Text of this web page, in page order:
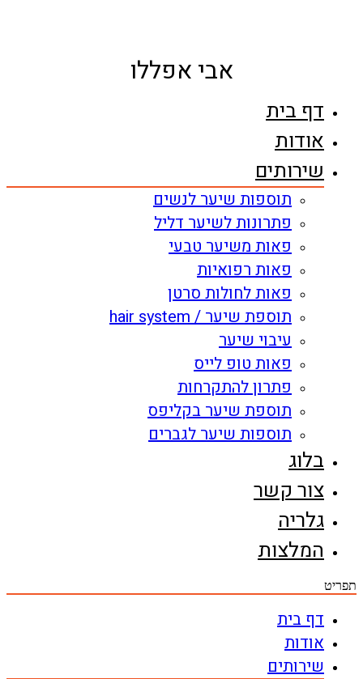
אבי אפללו
דף בית
אודות
שירותים
תוספות שיער לנשים
פתרונות לשיער דליל
פאות משיער טבעי
פאות רפואיות
פאות לחולות סרטן
תוספת שיער / hair system
עיבוי שיער
פאות טופ לייס
פתרון להתקרחות
תוספת שיער בקליפס
תוספות שיער לגברים
בלוג
צור קשר
גלריה
המלצות
תפריט
דף בית
אודות
שירותים